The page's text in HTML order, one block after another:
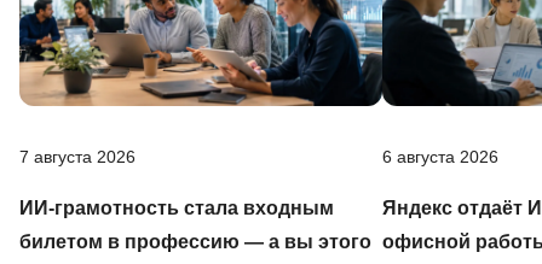
7 августа 2026
ИИ-грамотность стала входным
билетом в профессию — а вы этого
6 августа 2026
Яндекс отдаёт
офисной